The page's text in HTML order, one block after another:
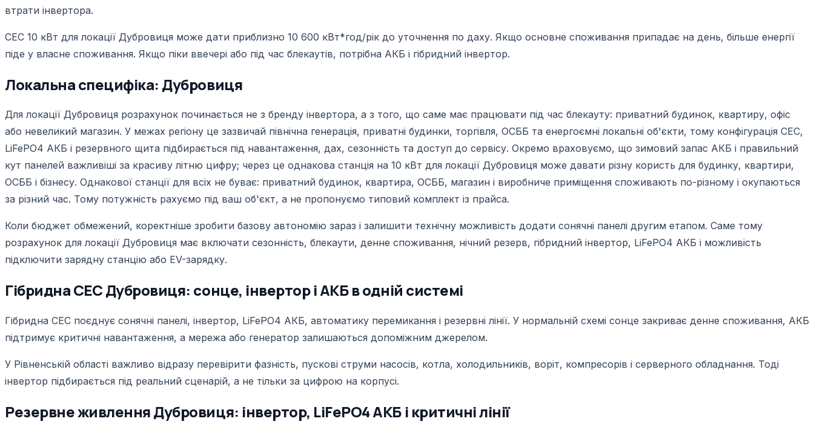
втрати інвертора.
СЕС 10 кВт для локації Дубровиця може дати приблизно 10 600 кВт*год/рік до уточнення по даху. Якщо основне споживання припадає на день, більше енергії
піде у власне споживання. Якщо піки ввечері або під час блекаутів, потрібна АКБ і гібридний інвертор.
Локальна специфіка: Дубровиця
Для локації Дубровиця розрахунок починається не з бренду інвертора, а з того, що саме має працювати під час блекауту: приватний будинок, квартиру, офіс
або невеликий магазин. У межах регіону це зазвичай північна генерація, приватні будинки, торгівля, ОСББ та енергоємні локальні об'єкти, тому конфігурація СЕС,
LiFePO4 АКБ і резервного щита підбирається під навантаження, дах, сезонність та доступ до сервісу. Окремо враховуємо, що зимовий запас АКБ і правильний
кут панелей важливіші за красиву літню цифру; через це однакова станція на 10 кВт для локації Дубровиця може давати різну користь для будинку, квартири,
ОСББ і бізнесу. Однакової станції для всіх не буває: приватний будинок, квартира, ОСББ, магазин і виробниче приміщення споживають по-різному і окупаються
за різний час. Тому потужність рахуємо під ваш об'єкт, а не пропонуємо типовий комплект із прайса.
Коли бюджет обмежений, коректніше зробити базову автономію зараз і залишити технічну можливість додати сонячні панелі другим етапом. Саме тому
розрахунок для локації Дубровиця має включати сезонність, блекаути, денне споживання, нічний резерв, гібридний інвертор, LiFePO4 АКБ і можливість
підключити зарядну станцію або EV-зарядку.
Гібридна СЕС Дубровиця: сонце, інвертор і АКБ в одній системі
Гібридна СЕС поєднує сонячні панелі, інвертор, LiFePO4 АКБ, автоматику перемикання і резервні лінії. У нормальній схемі сонце закриває денне споживання, АКБ
підтримує критичні навантаження, а мережа або генератор залишаються допоміжним джерелом.
У Рівненській області важливо відразу перевірити фазність, пускові струми насосів, котла, холодильників, воріт, компресорів і серверного обладнання. Тоді
інвертор підбирається під реальний сценарій, а не тільки за цифрою на корпусі.
Резервне живлення Дубровиця: інвертор, LiFePO4 АКБ і критичні лінії